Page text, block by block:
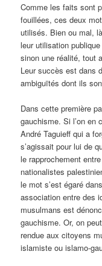
Comme les faits sont
fouillées, ces deux
utilisés. Bien ou mal,
leur utilisation
sinon une réalité, tout
Leur succès est dans
ambiguïtés dont ils
Dans cette première
gauchisme. Si l’on en
André Taguieff qui a
s’agissait pour lui de
le rapprochement
nationalistes
le mot s’est égaré
association entre des
musulmans est
gauchisme. Or, on
rendue aux citoyens
islamiste ou islamo-